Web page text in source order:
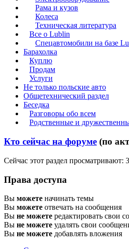
Рама и кузов
Колеса
Техническая литература
Все о Lublin
Спецавтомобили на базе
Барахолка
Куплю
Продам
Услуги
Не только польские авто
Общетехнический раздел
Беседка
Разговоры обо всем
Родственные и
Кто сейчас на форуме (по
Сейчас этот раздел просматривают:
Права доступа
Вы можете начинать темы
Вы можете отвечать на сообщения
Вы не можете редактировать свои
Вы не можете удалять свои
Вы не можете добавлять вложения